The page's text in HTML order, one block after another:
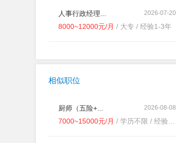
2026-07-20
人事行政经理...
8000~12000元/月 / 大专 / 经验1-3年
相似职位
2026-08-08
厨师（五险+...
7000~15000元/月 / 学历不限 / 经验不限